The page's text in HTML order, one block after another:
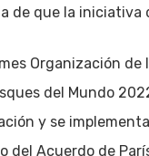
de que la
Organización de
del Mundo
y se
del Acuerdo de